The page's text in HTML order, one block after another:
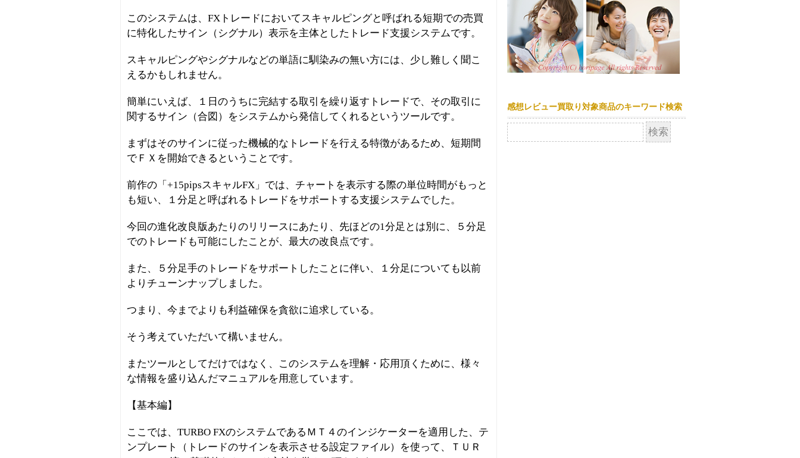
このシステムは、FXトレードにおいてスキャルピングと呼ばれる短期での売買
に特化したサイン（シグナル）表示を主体としたトレード支援システムです。
スキャルピングやシグナルなどの単語に馴染みの無い方には、少し難しく聞こ
えるかもしれません。
簡単にいえば、１日のうちに完結する取引を繰り返すトレードで、その取引に
関するサイン（合図）をシステムから発信してくれるというツールです。
まずはそのサインに従った機械的なトレードを行える特徴があるため、短期間
でＦＸを開始できるということです。
前作の「+15pipsスキャルFX」では、チャートを表示する際の単位時間がもっと
も短い、１分足と呼ばれるトレードをサポートする支援システムでした。
今回の進化改良版あたりのリリースにあたり、先ほどの1分足とは別に、５分足
でのトレードも可能にしたことが、最大の改良点です。
また、５分足手のトレードをサポートしたことに伴い、１分足についても以前
よりチューンナップしました。
つまり、今までよりも利益確保を貪欲に追求している。
そう考えていただいて構いません。
またツールとしてだけではなく、このシステムを理解・応用頂くために、様々
な情報を盛り込んだマニュアルを用意しています。
【基本編】
ここでは、TURBO FXのシステムであるＭＴ４のインジケーターを適用した、テ
ンプレート（トレードのサインを表示させる設定ファイル）を使って、ＴＵＲ
感想レビュー買取り対象商品のキーワード検索
検索: